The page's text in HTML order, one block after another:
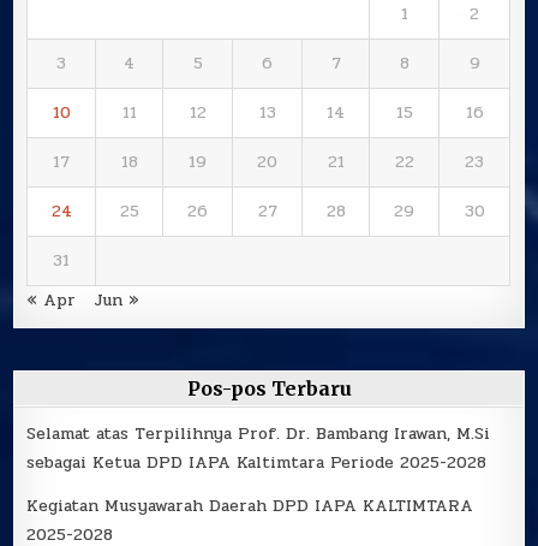
1
2
3
4 5 6 7 8
9
10
11 12 13 14 15
16
17
18 19 20 21 22
23
24
25 26 27 28 29
30
31
« Apr
Jun »
Pos-pos Terbaru
Selamat atas Terpilihnya Prof. Dr. Bambang Irawan, M.Si
sebagai Ketua DPD IAPA Kaltimtara Periode 2025-2028
Kegiatan Musyawarah Daerah DPD IAPA KALTIMTARA
2025-2028